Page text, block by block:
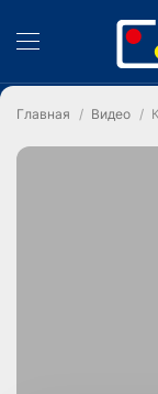
Главная Видео